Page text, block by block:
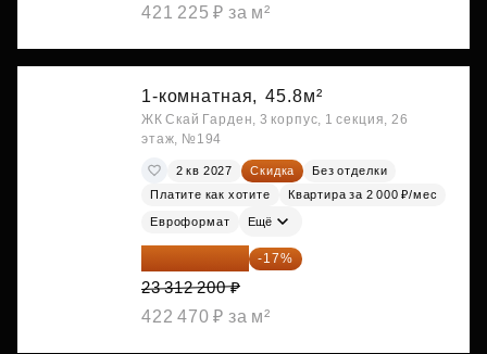
421 225 ₽ за м²
1-комнатная, 45.8м²
ЖК Скай Гарден, 3 корпус, 1 секция, 26
этаж, №194
2 кв 2027 Скидка
Без отделки
Платите как хотите
Квартира за 2 000 ₽/мес
Евроформат Ещё
19 349 126 ₽ -17%
23 312 200 ₽
422 470 ₽ за м²